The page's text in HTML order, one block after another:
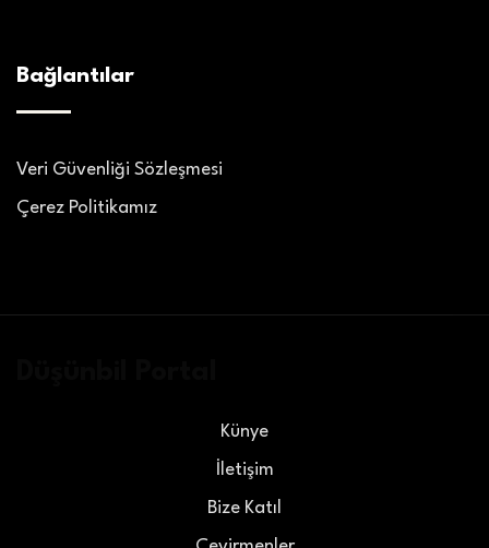
Bağlantılar
Veri Güvenliği Sözleşmesi
Çerez Politikamız
Künye
İletişim
Bize Katıl